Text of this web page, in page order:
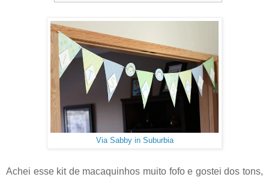
Via Sabby in Suburbia
Achei esse kit de macaquinhos muito fofo e gostei dos tons,